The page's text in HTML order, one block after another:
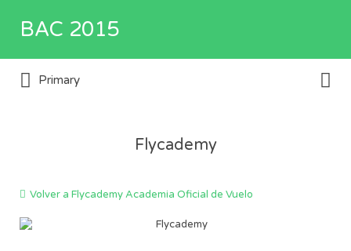
BAC 2015
Directorio de empresas y servicios
por:
Primary
Flycademy
Volver a Flycademy Academia Oficial de Vuelo